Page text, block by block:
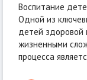
Воспитание
Одной из
детей здоровой
жизненными
процесса